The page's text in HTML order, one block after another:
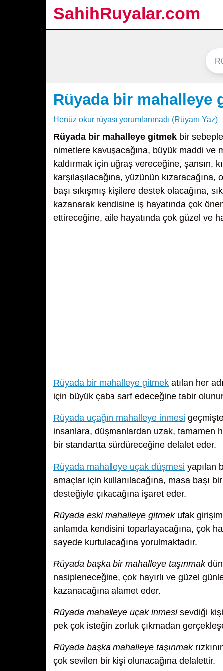
SahihRuyalar.com
Rüyada bir mahalleye
Henüz okur rüyası yorumlanmadı (Rüyanı Yaz)
Rüyada bir mahalleye gitmek bir
nimetlere kavuşacağına, büyük maddi ve
kaldırmak için uğraş vereceğine, şansın,
karşılaşılacağına, yüzünün
başı sıkışmış kişilere destek olacağına,
kazanarak kendisine iş hayatında çok
ettireceğine, aile hayatında çok güzel ve
Rüyada bir mahalleye gitmek atılan her
için büyük çaba sarf edeceğine tabir
Rüyada uçağın mahalleye inmesi
insanlara, düşmanlardan uzak, tamamen
bir standartta sürdüreceğine delalet eder.
Rüyada mahalleye uçak düşmesi yapılan
amaçlar için kullanılacağına, masa başı
desteğiyle çıkacağına işaret eder.
Rüyada eski mahalleye gitmekufak
anlamda kendisini toparlayacağına, çok
sayede kurtulacağına yorulmaktadır.
Rüyada başka bir mahalleye taşınmak
nasipleneceğine, çok hayırlı ve güzel
kazanacağına alamet eder.
Rüyada mahalleye uçak inmesisevdiği
pek çok isteğin zorluk çıkmadan
Rüyada başka mahalleye taşınmak
çok sevilen bir kişi olunacağına delalettir.